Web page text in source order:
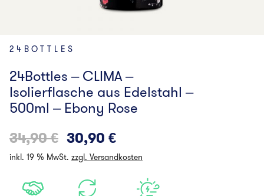
24BOTTLES
24Bottles – CLIMA –
Isolierflasche aus Edelstahl –
500ml – Ebony Rose
34,90€ Ursprünglicher
Preis
war:
34,90 €
30,90 €Aktueller
Preis
30,90 €.
inkl. 19 % MwSt. zzgl. Versandkosten